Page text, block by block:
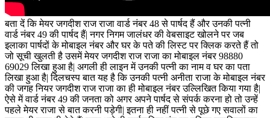
बता दें कि मेयर जगदीश राज राजा वार्ड नंबर 48 से पार्षद हैं और उनकी पत्नी
वार्ड नंबर 49 की पार्षद हैं| नगर निगम जालंधर की वेबसाइट खोलने पर जब
इलाका पार्षदों के मोबाइल नंबर और घर के पते की लिस्ट पर क्लिक करते हैं तो
जो सूची खुलती है उसमें मेयर जगदीश राज राजा का मोबाइल नंबर 98880
69029 लिखा हुआ है| अगली ही लाइन में उनकी पत्नी का नाम व घर का पता
लिखा हुआ है| दिलचस्प बात यह है कि उनकी पत्नी अनीता राजा के मोबाइल नंबर
की जगह नियर जगदीश राज राजा का ही मोबाइल नंबर उल्लिखित किया गया है|
ऐसे में वार्ड नंबर 49 की जनता को अगर अपने पार्षद से संपर्क करना हो तो उन्हें
पहले मेयर राजा से बात करनी पड़ेगी| इतना ही नहीं पत्नी से पूछे गए सवालों का